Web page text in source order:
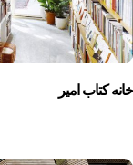
خانه کتاب امیر